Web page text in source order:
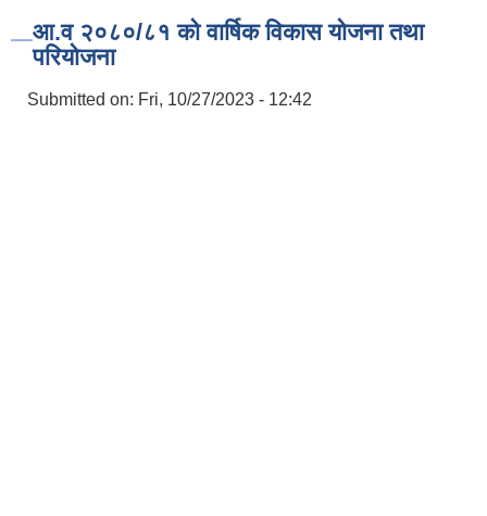
आ.व २०८०/८१ को वार्षिक विकास योजना तथा
परियोजना
Submitted on: Fri, 10/27/2023 - 12:42